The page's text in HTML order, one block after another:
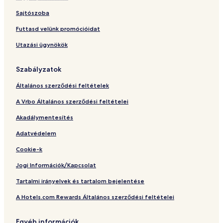
r
e
d
a
i
n
g
Sajtószoba
Futtasd velünk promócióidat
Utazási ügynökök
Szabályzatok
Általános szerződési feltételek
A Vrbo Általános szerződési feltételei
Akadálymentesítés
Adatvédelem
Cookie-k
Jogi Információk/Kapcsolat
Tartalmi irányelvek és tartalom bejelentése
A Hotels.com Rewards Általános szerződési feltételei